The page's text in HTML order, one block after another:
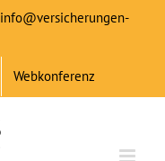
info@versicherungen-
Webkonferenz